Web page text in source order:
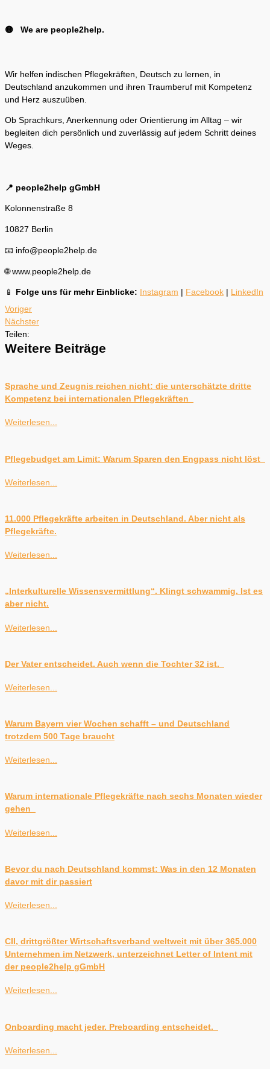
🟡 We are people2help.
Wir helfen indischen Pflegekräften, Deutsch zu lernen, in
Deutschland anzukommen und ihren Traumberuf mit Kompetenz
und Herz auszuüben.
Ob Sprachkurs, Anerkennung oder Orientierung im Alltag – wir
begleiten dich persönlich und zuverlässig auf jedem Schritt deines
Weges.
📍 people2help gGmbH
Kolonnenstraße 8
10827 Berlin
📧 info@people2help.de
🌐 www.people2help.de
📱 Folge uns für mehr Einblicke: Instagram Facebook
LinkedIn
Voriger
Nächster
Teilen:
Weitere Beiträge
Sprache und Zeugnis reichen nicht: die unterschätzte dritte
Kompetenz bei internationalen Pflegekräften
Weiterlesen...
Pflegebudget am Limit: Warum Sparen den Engpass nicht löst
Weiterlesen...
11.000 Pflegekräfte arbeiten in Deutschland. Aber nicht als
Pflegekräfte.
Weiterlesen...
„Interkulturelle Wissensvermittlung“. Klingt schwammig. Ist es
aber nicht.
Weiterlesen...
Der Vater entscheidet. Auch wenn die Tochter 32 ist.
Weiterlesen...
Warum Bayern vier Wochen schafft – und Deutschland
trotzdem 500 Tage braucht
Weiterlesen...
Warum internationale Pflegekräfte nach sechs Monaten wieder
gehen
Weiterlesen...
Bevor du nach Deutschland kommst: Was in den 12 Monaten
davor mit dir passiert
Weiterlesen...
CII, drittgrößter Wirtschaftsverband weltweit mit über 365.000
Unternehmen im Netzwerk, unterzeichnet Letter of Intent mit
der people2help gGmbH
Weiterlesen...
Onboarding macht jeder. Preboarding entscheidet.
Weiterlesen...